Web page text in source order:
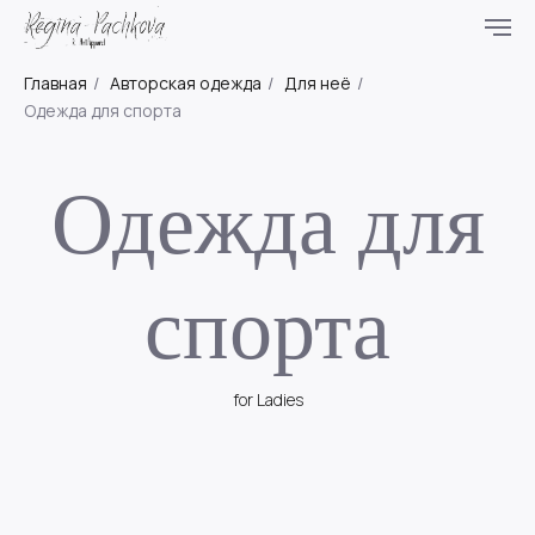
Главная / Авторская одежда / Для неё /
Одежда для спорта
Одежда для
спорта
for Ladies